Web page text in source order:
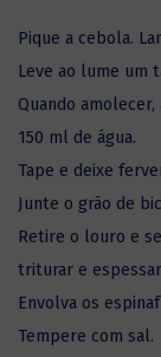
Pique a cebola.
Leve ao lume um
Quando
150 ml de água.
Tape e deixe
Junte o grão de
Retire o louro e
triturar e
Envolva os
Tempere com sal.